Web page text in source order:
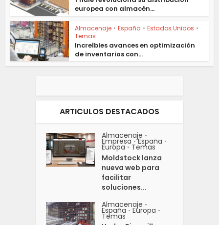
europea con almacén...
Almacenaje • España • Estados Unidos •
Temas
Increíbles avances en optimización
de inventarios con...
ARTICULOS DESTACADOS
Almacenaje •
Empresa • España •
Europa • Temas
Moldstock lanza
nueva web para
facilitar
soluciones...
Almacenaje •
España • Europa •
Temas